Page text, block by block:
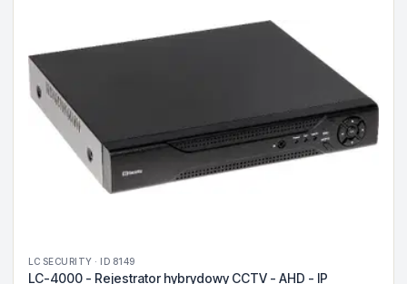
LC SECURITY · ID 8149
LC-4000 - Rejestrator hybrydowy CCTV - AHD - IP